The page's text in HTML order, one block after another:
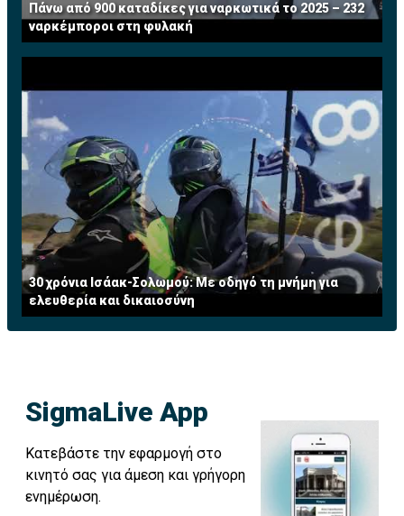
Πάνω από 900 καταδίκες για ναρκωτικά το 2025 – 232
ναρκέμποροι στη φυλακή
30 χρόνια Ισάακ-Σολωμού: Με οδηγό τη μνήμη για
ελευθερία και δικαιοσύνη
SigmaLive App
Κατεβάστε την εφαρμογή στο
κινητό σας για άμεση και γρήγορη
ενημέρωση.